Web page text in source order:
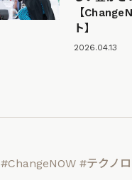
【
ト】
2026.04.13
#ChangeNOW #テクノ